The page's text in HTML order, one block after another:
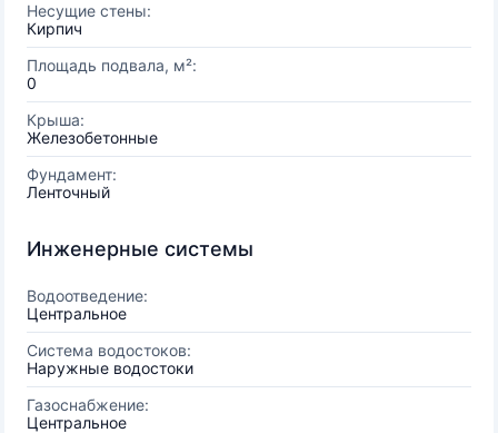
Несущие стены:
Кирпич
Площадь подвала, м²:
0
Крыша:
Железобетонные
Фундамент:
Ленточный
Инженерные системы
Водоотведение:
Центральное
Система водостоков:
Наружные водостоки
Газоснабжение:
Центральное